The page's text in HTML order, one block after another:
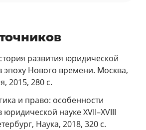
развития юридической
эпоху Нового времени. Москва,
2015, 280 с.
и право: особенности
науке XVII–XVIII
Наука, 2018, 320 с.